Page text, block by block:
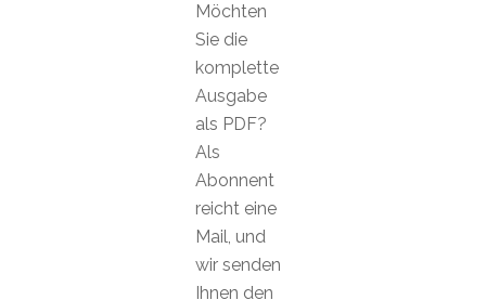
Möchten
Sie die
komplette
Ausgabe
als PDF?
Als
Abonnent
reicht eine
Mail, und
wir senden
Ihnen den